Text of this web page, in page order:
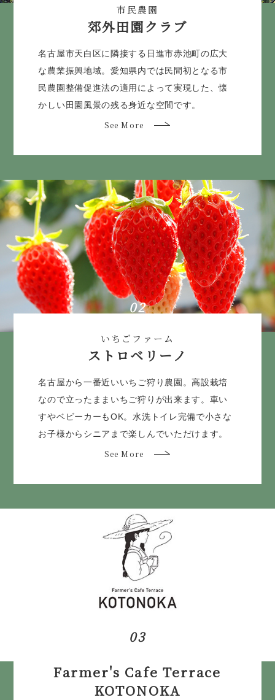
市民農園
郊外田園クラブ
名古屋市天白区に隣接する日進市赤池町の広大
な農業振興地域。愛知県内では民間初となる市
民農園整備促進法の適用によって実現した、懐
かしい田園風景の残る身近な空間です。
See More
02
いちごファーム
ストロベリーノ
名古屋から一番近いいちご狩り農園。高設栽培
なので立ったままいちご狩りが出来ます。車い
すやベビーカーもOK。水洗トイレ完備で小さな
お子様からシニアまで楽しんでいただけます。
See More
03
Farmer's Cafe Terrace
KOTONOKA